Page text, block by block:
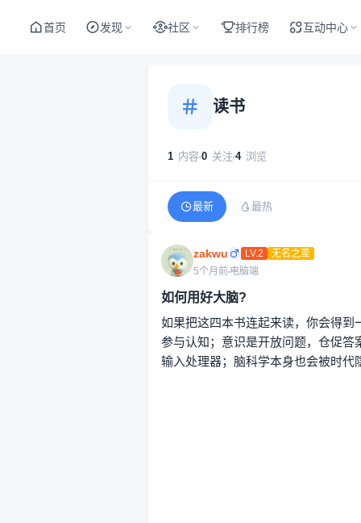
首页 发现 社区 排
读书
1 内容 0 关注 4 浏览
最新 最热
zakwu LV.2
无名之辈
5个月前 电脑端
如何用好大脑?
如果把这四本书连起来读，你会得
参与认知；意识是开放问题，仓促
输入处理器；脑科学本身也会被时代